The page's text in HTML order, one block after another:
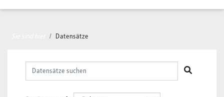
Datensätze